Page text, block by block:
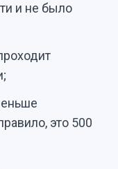
и не было
это 500